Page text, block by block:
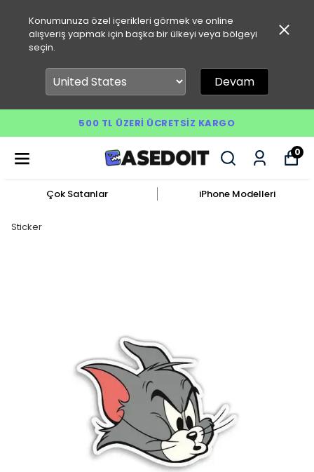
Konumunuza özel içerikleri görmek ve online
alışveriş yapmak için başka bir ülkeyi veya bölgeyi
seçin.
Devam
500 TL ÜZERI ÜCRETSIZ KARGO
0
Çok Satanlar iPhone Modelleri
Sticker